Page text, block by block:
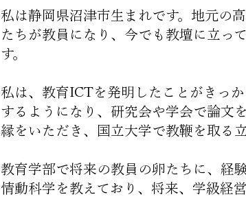
私は静岡県沼津市生まれです。地元の
たちが教員になり、今でも教壇に立っ
す。
私は、教育ICTを発明したことがきっ
するようになり、研究会や学会で論文
縁をいただき、国立大学で教鞭を取る
教育学部で将来の教員の卵たちに、経
情動科学を教えており、将来、学級経